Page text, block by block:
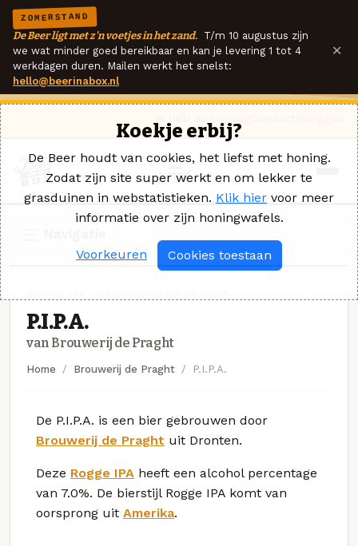
ZOMERSTAND
De Beer ligt met z'n voetjes in het zand. T/m 10 augustus zijn
we wat minder goed bereikbaar en kan je levering 1 tot 4
werkdagen duren. Mailen werkt het snelst:
hello@beerinabox.nl
×
P.I.P.A.
van Brouwerij de Praght
Home Brouwerij de Praght P.I.P.A.
De P.I.P.A. is een bier gebrouwen door
Brouwerij de Praght uit Dronten.
Deze Rogge IPA heeft een alcohol percentage
van 7.0%. De bierstijl Rogge IPA komt van
oorsprong uit Amerika.
Koekje erbij?
De Beer houdt van cookies, het liefst met honing.
Zodat zijn site super werkt en om lekker te
grasduinen in webstatistieken. Klik hier voor meer
informatie over zijn honingwafels.
Voorkeuren Cookies toestaan